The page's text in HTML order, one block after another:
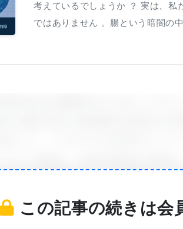
考えているでしょうか ？ 実は、私
ではありません 。腸という暗闇の
決定とを比較することができる。
生で研究チームのメンバーであるヴ
この記事の続きは会